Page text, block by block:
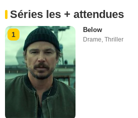
Séries les + attendues
1
Below
Drame ,Thriller